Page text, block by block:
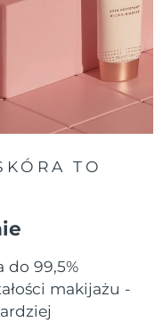
TO
do 99,5%
makijażu -
11/8/26
czas dostawy
11/8/26
11/8/26
czas dostawy